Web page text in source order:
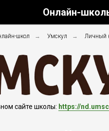
Онлайн-
школ → Умскул → Личный
сайте школы: https://